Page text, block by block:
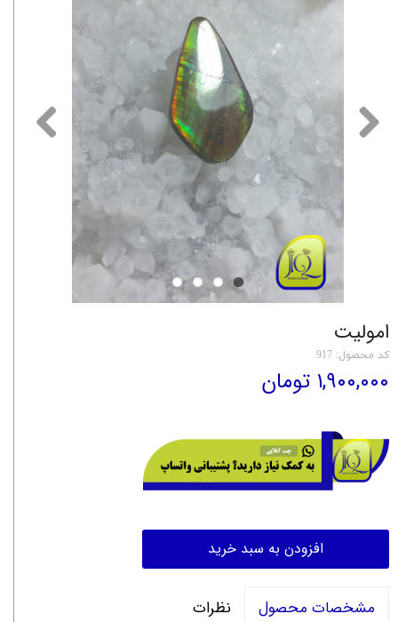
امولیت
کد محصول: 917
۱,۹۰۰,۰۰۰ تومان
افزودن به سبد خرید
مشخصات محصول نظرات